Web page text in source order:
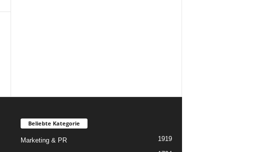
Beliebte Kategorie
Marketing & PR 1919